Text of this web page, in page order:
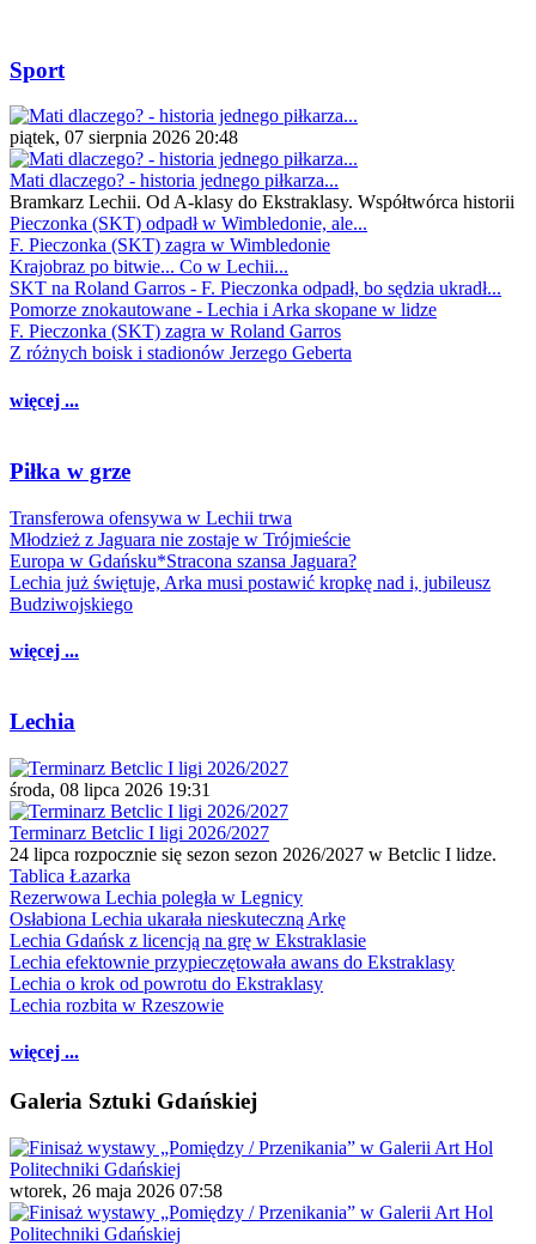
Sport
piątek, 07 sierpnia 2026 20:48
Mati dlaczego? - historia jednego piłkarza...
Bramkarz Lechii. Od A-klasy do Ekstraklasy. Współtwórca historii
Pieczonka (SKT) odpadł w Wimbledonie, ale...
F. Pieczonka (SKT) zagra w Wimbledonie
Krajobraz po bitwie... Co w Lechii...
SKT na Roland Garros - F. Pieczonka odpadł, bo sędzia ukradł...
Pomorze znokautowane - Lechia i Arka skopane w lidze
F. Pieczonka (SKT) zagra w Roland Garros
Z różnych boisk i stadionów Jerzego Geberta
więcej ...
Piłka w grze
Transferowa ofensywa w Lechii trwa
Młodzież z Jaguara nie zostaje w Trójmieście
Europa w Gdańsku*Stracona szansa Jaguara?
Lechia już świętuje, Arka musi postawić kropkę nad i, jubileusz
Budziwojskiego
więcej ...
Lechia
środa, 08 lipca 2026 19:31
Terminarz Betclic I ligi 2026/2027
24 lipca rozpocznie się sezon sezon 2026/2027 w Betclic I lidze.
Tablica Łazarka
Rezerwowa Lechia poległa w Legnicy
Osłabiona Lechia ukarała nieskuteczną Arkę
Lechia Gdańsk z licencją na grę w Ekstraklasie
Lechia efektownie przypieczętowała awans do Ekstraklasy
Lechia o krok od powrotu do Ekstraklasy
Lechia rozbita w Rzeszowie
więcej ...
Galeria Sztuki Gdańskiej
wtorek, 26 maja 2026 07:58